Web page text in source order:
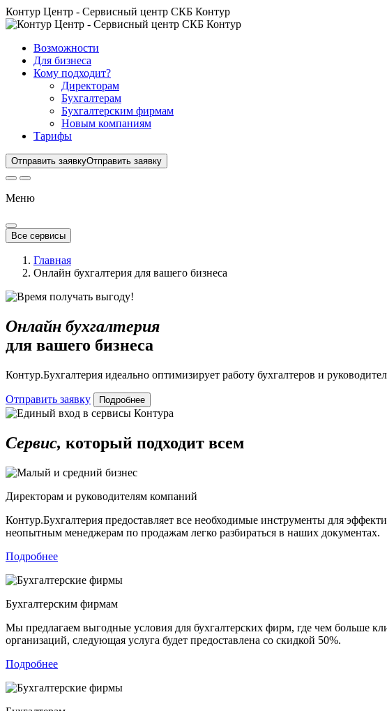
Контур Центр - Сервисный центр СКБ Контур
Возможности
Для бизнеса
Кому подходит?
Директорам
Бухгалтерам
Бухгалтерским фирмам
Новым компаниям
Тарифы
Отправить заявкуОтправить заявку
Меню
Все сервисы
Главная
Онлайн бухгалтерия для вашего бизнеса
Онлайн бухгалтерия
для вашего бизнеса
Контур.Бухгалтерия идеально оптимизирует работу бухгалтеров и
Отправить заявку Подробнее
Сервис, который подходит всем
Директорам и руководителям компаний
Контур.Бухгалтерия предоставляет все необходимые инструменты для
неопытным менеджерам по продажам легко разбираться в наших документах.
Подробнее
Бухгалтерским фирмам
Мы предлагаем выгодные условия для бухгалтерских фирм, где чем больше
организаций, следующая услуга будет предоставлена со скидкой 50%.
Подробнее